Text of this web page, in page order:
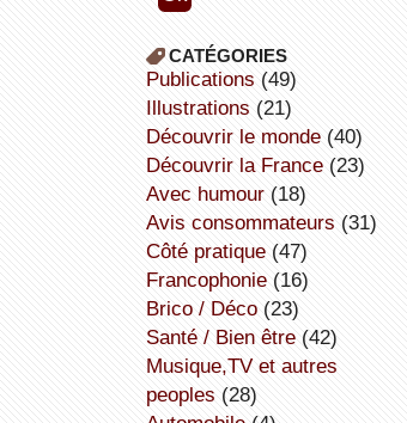
CATÉGORIES
publications (49)
illustrations (21)
découvrir le monde(40)
découvrir la France(23)
avec humour(18)
avis consommateurs (31)
côté pratique(47)
Francophonie(16)
Brico / Déco(23)
Santé / Bien être(42)
Musique,TV et autres
peoples (28)